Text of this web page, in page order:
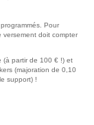
Pour
doit compter
(à partir de 100 € !) et
(majoration de 0,10
support) !